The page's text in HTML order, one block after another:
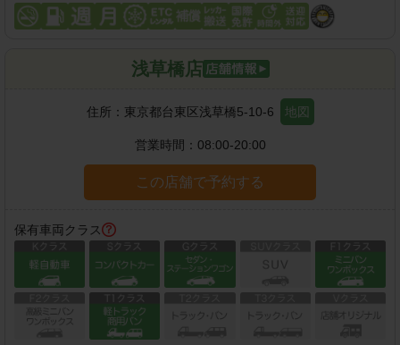
浅草橋店
住所： 東京都台東区浅草橋5-10-6 地図
営業時間： 08:00-20:00
この店舗で予約する
保有車両クラス